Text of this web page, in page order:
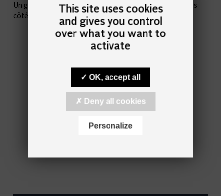
Un grand merci pour son soutien et son engagement à nos
côtés.
Rose-Marie
Farrugia et Michel
This site uses cookies
and gives you control
over what you want to
activate
OK, accept all
Deny all cookies
Personalize